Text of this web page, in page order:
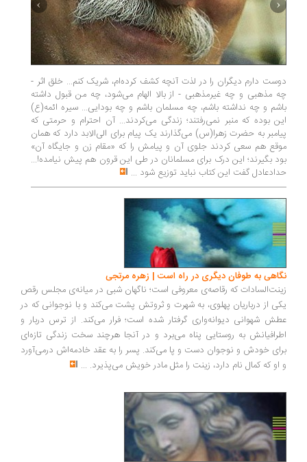
دوست دارم دیگران را در لذت آنچه کشف کرده‌ام، شریک کنم... خلق اثر -
چه مذهبی و چه غیرمذهبی - از بالا الهام می‌شود، چه من قبول داشته
باشم و چه نداشته باشم، چه مسلمان باشم و چه بودایی... سیره ائمه(ع)
این بوده که منبر نمی‌رفتند؛ زندگی می‌کردند... آن احترام و حرمتی که
پیامبر به حضرت زهرا(س) می‌گذارند یک پیام برای الی‌الابد دارد که همان
موقع هم سعی کردند جلوی آن و پیامش را که «مقام زن و جایگاه آن»
بود بگیرند؛ این درک برای مسلمانان در طی این قرون هم پیش نیامده!...
حدادعادل گفت این کتاب نباید توزیع شود ...
نگاهی به طوفان دیگری در راه است | زهره مرتجی
زینت‌السادات که رقاصه‌ی معروفی است؛ ناگهان شبی در میانه‌ی مجلس رقص
یکی از درباریان پهلوی، به شهرت و ثروتش پشت می‌کند و با نوجوانی که در
عطش شهوانی دیوانه‌واری گرفتار شده است؛ فرار می‌کند. از ترس دربار و
اطرافیانش به روستایی پناه می‌برد و در آنجا هرچند سخت زندگی تازه‌ای
برای خودش و نوجوان دست و پا می‌کند. پسر را به عقد خادمه‌اش در‌می‌آورد
و او که کمال نام دارد، زینت را مثل مادر خویش می‌پذیرد. ...